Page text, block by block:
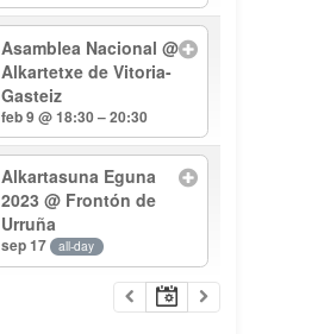
Asamblea Nacional@
Alkartetxe de Vitoria-
Gasteiz
feb 9 @ 18:30 – 20:30
Alkartasuna Eguna
2023@ Frontón de
Urruña
sep 17 all-day